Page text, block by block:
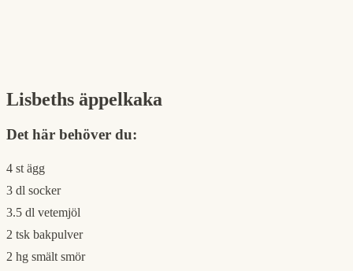
Lisbeths äppelkaka
Det här behöver du:
4 st ägg
3 dl socker
3.5 dl vetemjöl
2 tsk bakpulver
2 hg smält smör